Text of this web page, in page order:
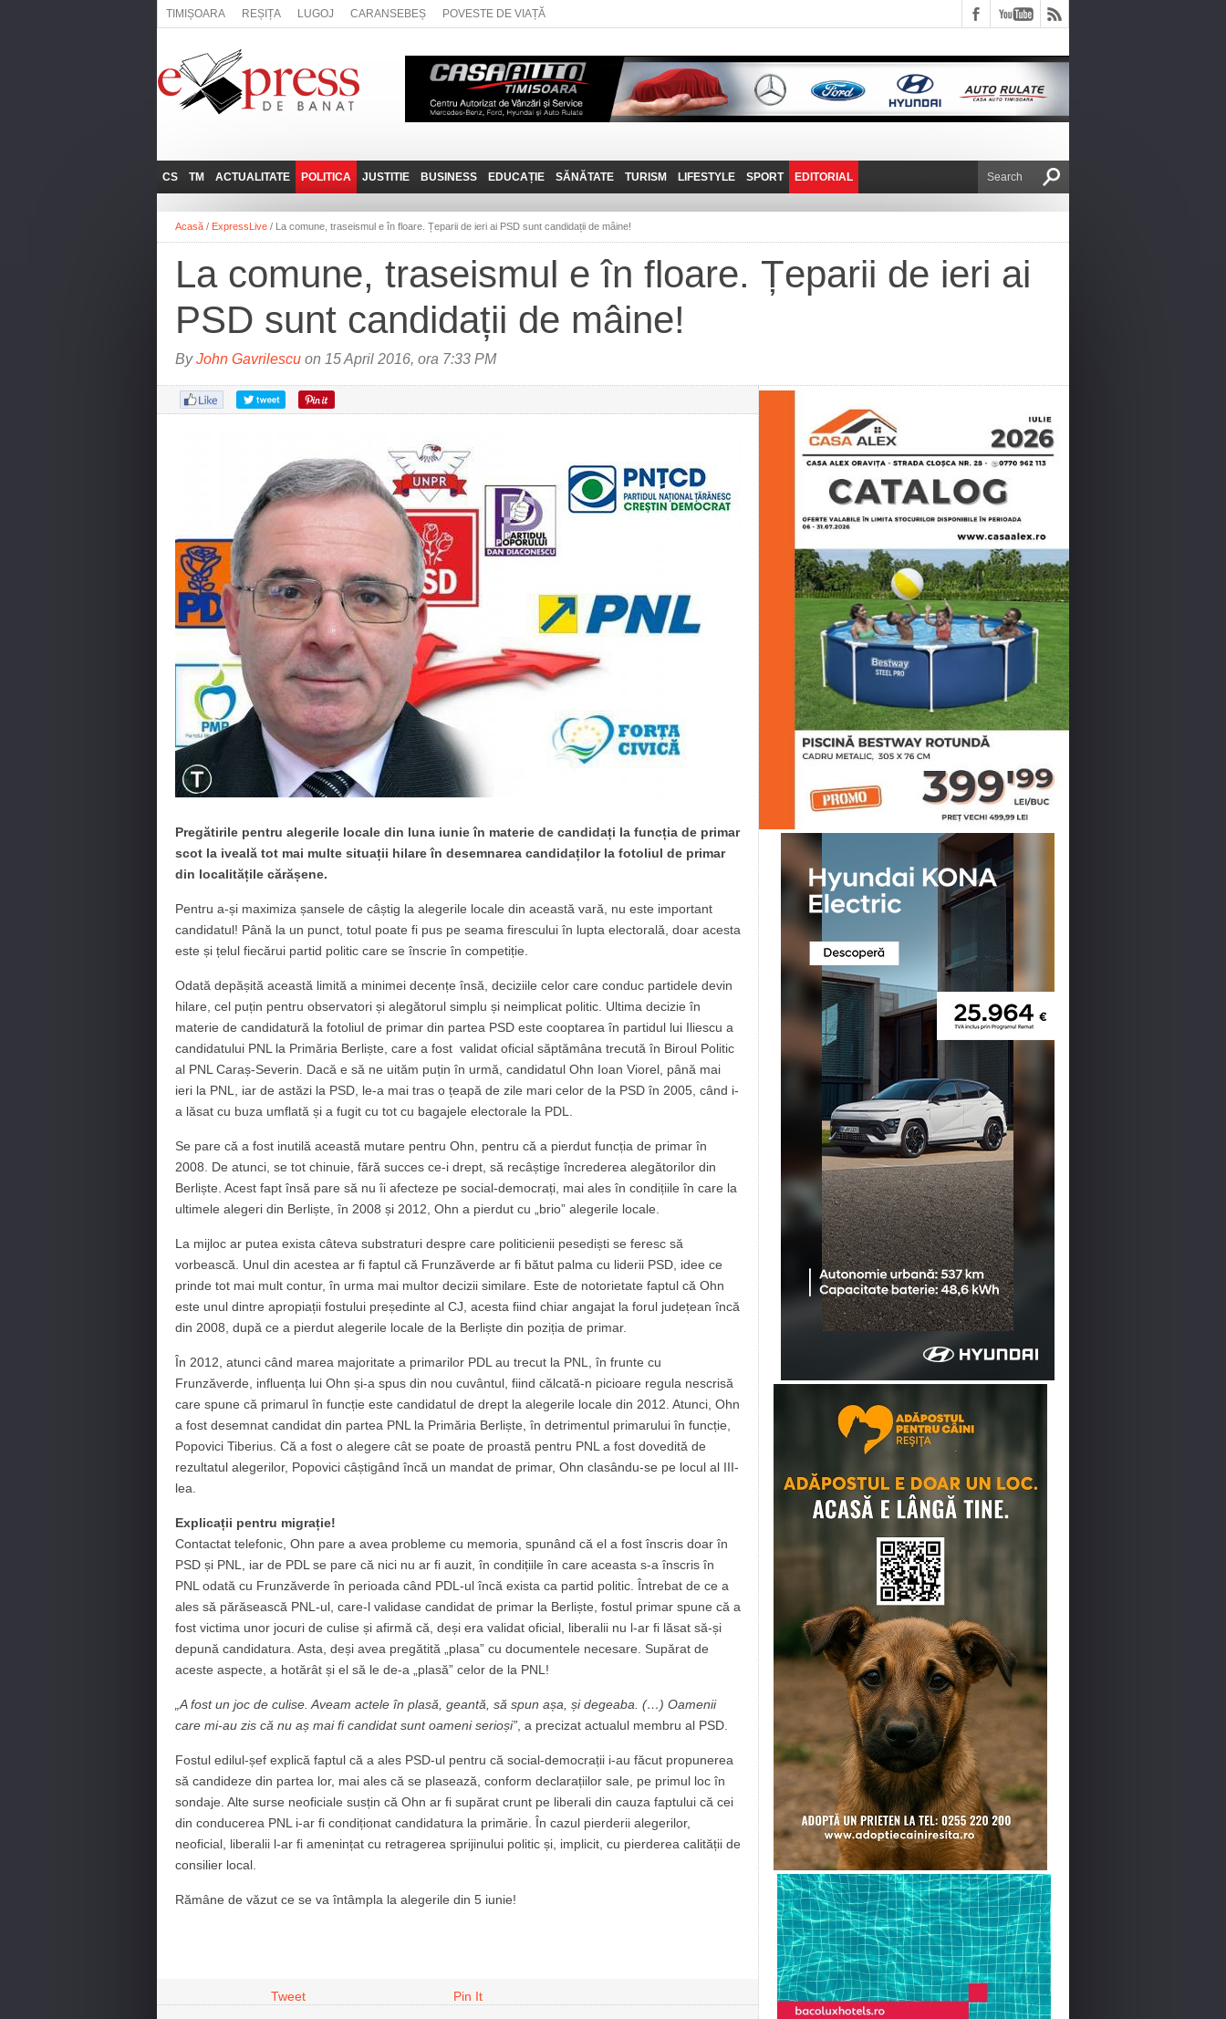
TIMIȘOARA REȘIȚA LUGOJ CARANSEBEȘ POVESTE DE VIAȚĂ
CS
REȘIȚA
CARANSEBEȘ
ANINA
BOCŞA
ORAVIȚA
OȚELU ROŞU
TM
LUGOJ
TIMIȘOARA
ACTUALITATE
ADMINISTRATIE
NAȚIONAL
SOCIAL
POLITICA
EXPRESSLIVE
INTERVIURILE
JUSTITIE BUSINESS
JOB-URI
TEHNIT
EDUCAȚIE SĂNĂTATE TURISM
PRIN MUNȚII
FANTASTICUL BANAT
TRAVEL VLOG
LIFESTYLE
POVESTE DE VIAȚĂ
SPORT EDITORIAL
DE VICTOR NAFIRU
Acasă / ExpressLive / La comune, traseismul e în floare. Țeparii de ieri ai PSD sunt candidații de mâine!
La comune, traseismul e în floare. Țeparii de ieri ai
PSD sunt candidații de mâine!
ByJohn Gavrilescu on 15 April 2016, ora 7:33 PM
Pregătirile pentru alegerile locale din luna iunie în materie de candidați la funcția de primar
scot la iveală tot mai multe situații hilare în desemnarea candidaților la fotoliul de primar
din localitățile cărășene.
Pentru a-și maximiza șansele de câștig la alegerile locale din această vară, nu este important
candidatul! Până la un punct, totul poate fi pus pe seama firescului în lupta electorală, doar acesta
este și țelul fiecărui partid politic care se înscrie în competiție.
Odată depășită această limită a minimei decențe însă, deciziile celor care conduc partidele devin
hilare, cel puțin pentru observatori și alegătorul simplu și neimplicat politic. Ultima decizie în
materie de candidatură la fotoliul de primar din partea PSD este cooptarea în partidul lui Iliescu a
candidatului PNL la Primăria Berliște, care a fost validat oficial săptămâna trecută în Biroul Politic
al PNL Caraș-Severin. Dacă e să ne uităm puțin în urmă, candidatul Ohn Ioan Viorel, până mai
ieri la PNL, iar de astăzi la PSD, le-a mai tras o țeapă de zile mari celor de la PSD în 2005, când i-
a lăsat cu buza umflată și a fugit cu tot cu bagajele electorale la PDL.
Se pare că a fost inutilă această mutare pentru Ohn, pentru că a pierdut funcția de primar în
2008. De atunci, se tot chinuie, fără succes ce-i drept, să recâștige încrederea alegătorilor din
Berliște. Acest fapt însă pare să nu îi afecteze pe social-democrați, mai ales în condițiile în care la
ultimele alegeri din Berliște, în 2008 și 2012, Ohn a pierdut cu „brio” alegerile locale.
La mijloc ar putea exista câteva substraturi despre care politicienii pesediști se feresc să
vorbească. Unul din acestea ar fi faptul că Frunzăverde ar fi bătut palma cu liderii PSD, idee ce
prinde tot mai mult contur, în urma mai multor decizii similare. Este de notorietate faptul că Ohn
este unul dintre apropiații fostului președinte al CJ, acesta fiind chiar angajat la forul județean încă
din 2008, după ce a pierdut alegerile locale de la Berliște din poziția de primar.
În 2012, atunci când marea majoritate a primarilor PDL au trecut la PNL, în frunte cu
Frunzăverde, influența lui Ohn și-a spus din nou cuvântul, fiind călcată-n picioare regula nescrisă
care spune că primarul în funcție este candidatul de drept la alegerile locale din 2012. Atunci, Ohn
a fost desemnat candidat din partea PNL la Primăria Berliște, în detrimentul primarului în funcție,
Popovici Tiberius. Că a fost o alegere cât se poate de proastă pentru PNL a fost dovedită de
rezultatul alegerilor, Popovici câștigând încă un mandat de primar, Ohn clasându-se pe locul al III-
lea.
Explicații pentru migrație!
Contactat telefonic, Ohn pare a avea probleme cu memoria, spunând că el a fost înscris doar în
PSD și PNL, iar de PDL se pare că nici nu ar fi auzit, în condițiile în care aceasta s-a înscris în
PNL odată cu Frunzăverde în perioada când PDL-ul încă exista ca partid politic. Întrebat de ce a
ales să părăsească PNL-ul, care-l validase candidat de primar la Berliște, fostul primar spune că a
fost victima unor jocuri de culise și afirmă că, deși era validat oficial, liberalii nu l-ar fi lăsat să-și
depună candidatura. Asta, deși avea pregătită „plasa” cu documentele necesare. Supărat de
aceste aspecte, a hotărât și el să le de-a „plasă” celor de la PNL!
„A fost un joc de culise. Aveam actele în plasă, geantă, să spun așa, și degeaba. (…) Oamenii
care mi-au zis că nu aș mai fi candidat sunt oameni serioși” , a precizat actualul membru al PSD.
Fostul edilul-șef explică faptul că a ales PSD-ul pentru că social-democrații i-au făcut propunerea
să candideze din partea lor, mai ales că se plasează, conform declarațiilor sale, pe primul loc în
sondaje. Alte surse neoficiale susțin că Ohn ar fi supărat crunt pe liberali din cauza faptului că cei
din conducerea PNL i-ar fi condiționat candidatura la primărie. În cazul pierderii alegerilor,
neoficial, liberalii l-ar fi amenințat cu retragerea sprijinului politic și, implicit, cu pierderea calității de
consilier local.
Rămâne de văzut ce se va întâmpla la alegerile din 5 iunie!
Tweet Pin It